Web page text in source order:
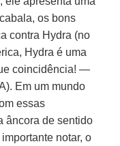
os bons
contra Hydra (no
Hydra é uma
coincidência! —
Em um mundo
essas
âncora de sentido
notar, o